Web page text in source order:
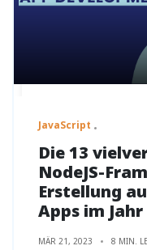
JavaScript
Die 13
NodeJS-
Erstellung
Apps im Jahr
MÄR 21, 2023 8 MIN.